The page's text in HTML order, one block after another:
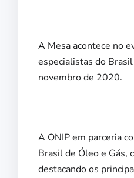
A Mesa acontece no
especialistas do
novembro de 2020.
A ONIP em parceria
Brasil de Óleo e Gás,
destacando os